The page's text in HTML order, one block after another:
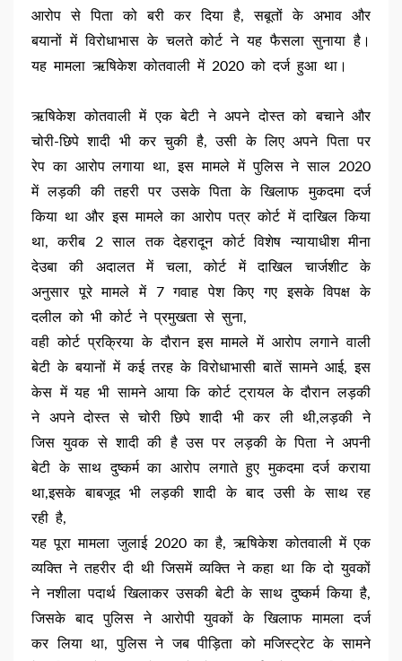
आरोप से पिता को बरी कर दिया है, सबूतों के अभाव और
बयानों में विरोधाभास के चलते कोर्ट ने यह फैसला सुनाया है।
यह मामला ऋषिकेश कोतवाली में 2020 को दर्ज हुआ था।
ऋषिकेश कोतवाली में एक बेटी ने अपने दोस्त को बचाने और
चोरी-छिपे शादी भी कर चुकी है, उसी के लिए अपने पिता पर
रेप का आरोप लगाया था, इस मामले में पुलिस ने साल 2020
में लड़की की तहरी पर उसके पिता के खिलाफ मुकदमा दर्ज
किया था और इस मामले का आरोप पत्र कोर्ट में दाखिल किया
था, करीब 2 साल तक देहरादून कोर्ट विशेष न्यायाधीश मीना
देउबा की अदालत में चला, कोर्ट में दाखिल चार्जशीट के
अनुसार पूरे मामले में 7 गवाह पेश किए गए इसके विपक्ष के
दलील को भी कोर्ट ने प्रमुखता से सुना,
वही कोर्ट प्रक्रिया के दौरान इस मामले में आरोप लगाने वाली
बेटी के बयानों में कई तरह के विरोधाभासी बातें सामने आई, इस
केस में यह भी सामने आया कि कोर्ट ट्रायल के दौरान लड़की
ने अपने दोस्त से चोरी छिपे शादी भी कर ली थी,लड़की ने
जिस युवक से शादी की है उस पर लड़की के पिता ने अपनी
बेटी के साथ दुष्कर्म का आरोप लगाते हुए मुकदमा दर्ज कराया
था,इसके बाबजूद भी लड़की शादी के बाद उसी के साथ रह
रही है,
यह पूरा मामला जुलाई 2020 का है, ऋषिकेश कोतवाली में एक
व्यक्ति ने तहरीर दी थी जिसमें व्यक्ति ने कहा था कि दो युवकों
ने नशीला पदार्थ खिलाकर उसकी बेटी के साथ दुष्कर्म किया है,
जिसके बाद पुलिस ने आरोपी युवकों के खिलाफ मामला दर्ज
कर लिया था, पुलिस ने जब पीड़िता को मजिस्ट्रेट के सामने